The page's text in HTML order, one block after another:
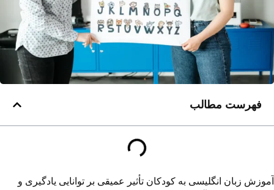
فهرست مطالب
آموزش زبان انگلیسی به کودکان تأثیر عمیقی بر توانایی یادگیری و